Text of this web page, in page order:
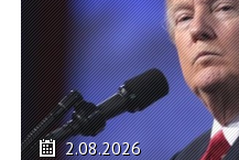
2.08.2026